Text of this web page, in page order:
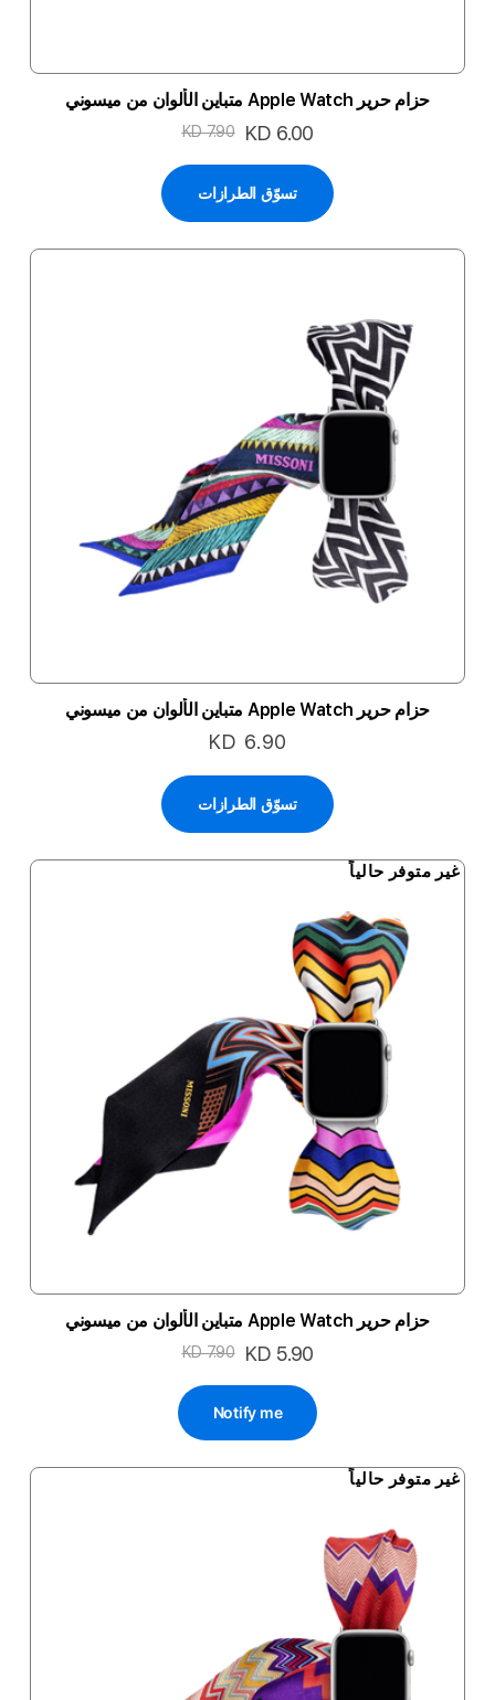
حزام حرير Apple Watch متباين الألوان من ميسوني
السعر
KD 6.00
KD 7.90
تسوّق الطرازات
حزام حرير Apple Watch متباين الألوان من ميسوني
KD 6.90
تسوّق الطرازات
غير متوفر حالياً
حزام حرير Apple Watch متباين الألوان من ميسوني
السعر
KD 5.90
KD 7.90
Notify me
غير متوفر حالياً